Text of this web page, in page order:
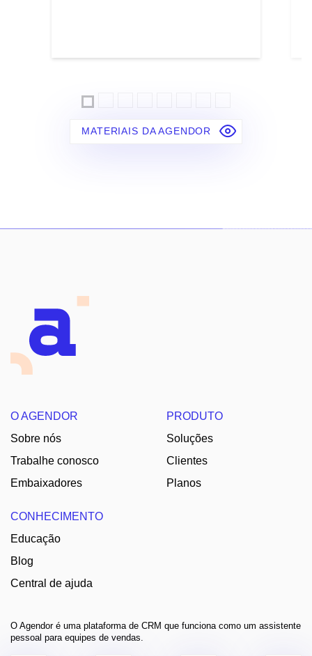
MATERIAIS DA AGENDOR
O AGENDOR
Sobre nós
Trabalhe conosco
Embaixadores
PRODUTO
Soluções
Clientes
Planos
CONHECIMENTO
Educação
Blog
Central de ajuda
O Agendor é uma plataforma de CRM que funciona como um assistente
pessoal para equipes de vendas.